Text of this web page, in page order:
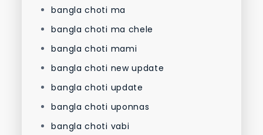
bangla choti ma
bangla choti ma chele
bangla choti mami
bangla choti new update
bangla choti update
bangla choti uponnas
bangla choti vabi